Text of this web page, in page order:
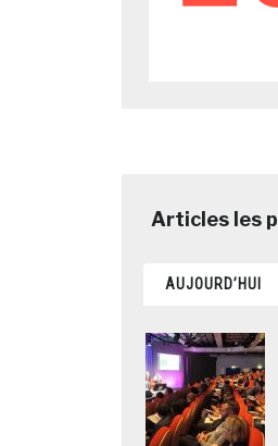
AUJOURD’HUI